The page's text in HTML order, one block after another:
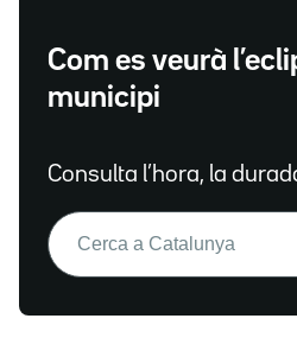
Com es veurà
municipi
Consulta l’hora, la
Buscar: